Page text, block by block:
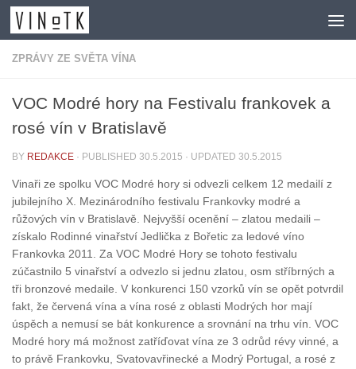
Skip to content
ZPRÁVY ZE SVĚTA VÍNA
VOC Modré hory na Festivalu frankovek a
rosé vín v Bratislavě
BY REDAKCE · PUBLISHED 30.5.2015 · UPDATED 30.5.2015
Vinaři ze spolku VOC Modré hory si odvezli celkem 12 medailí z
jubilejního X. Mezinárodního festivalu Frankovky modré a
růžových vín v Bratislavě. Nejvyšší ocenění – zlatou medaili –
získalo Rodinné vinařství Jedlička z Bořetic za ledové víno
Frankovka 2011. Za VOC Modré Hory se tohoto festivalu
zúčastnilo 5 vinařství a odvezlo si jednu zlatou, osm stříbrných a
tři bronzové medaile. V konkurenci 150 vzorků vín se opět potvrdil
fakt, že červená vína a vína rosé z oblasti Modrých hor mají
úspěch a nemusí se bát konkurence a srovnání na trhu vín. VOC
Modré hory má možnost zatříďovat vína ze 3 odrůd révy vinné, a
to právě Frankovku, Svatovavřinecké a Modrý Portugal, a rosé z